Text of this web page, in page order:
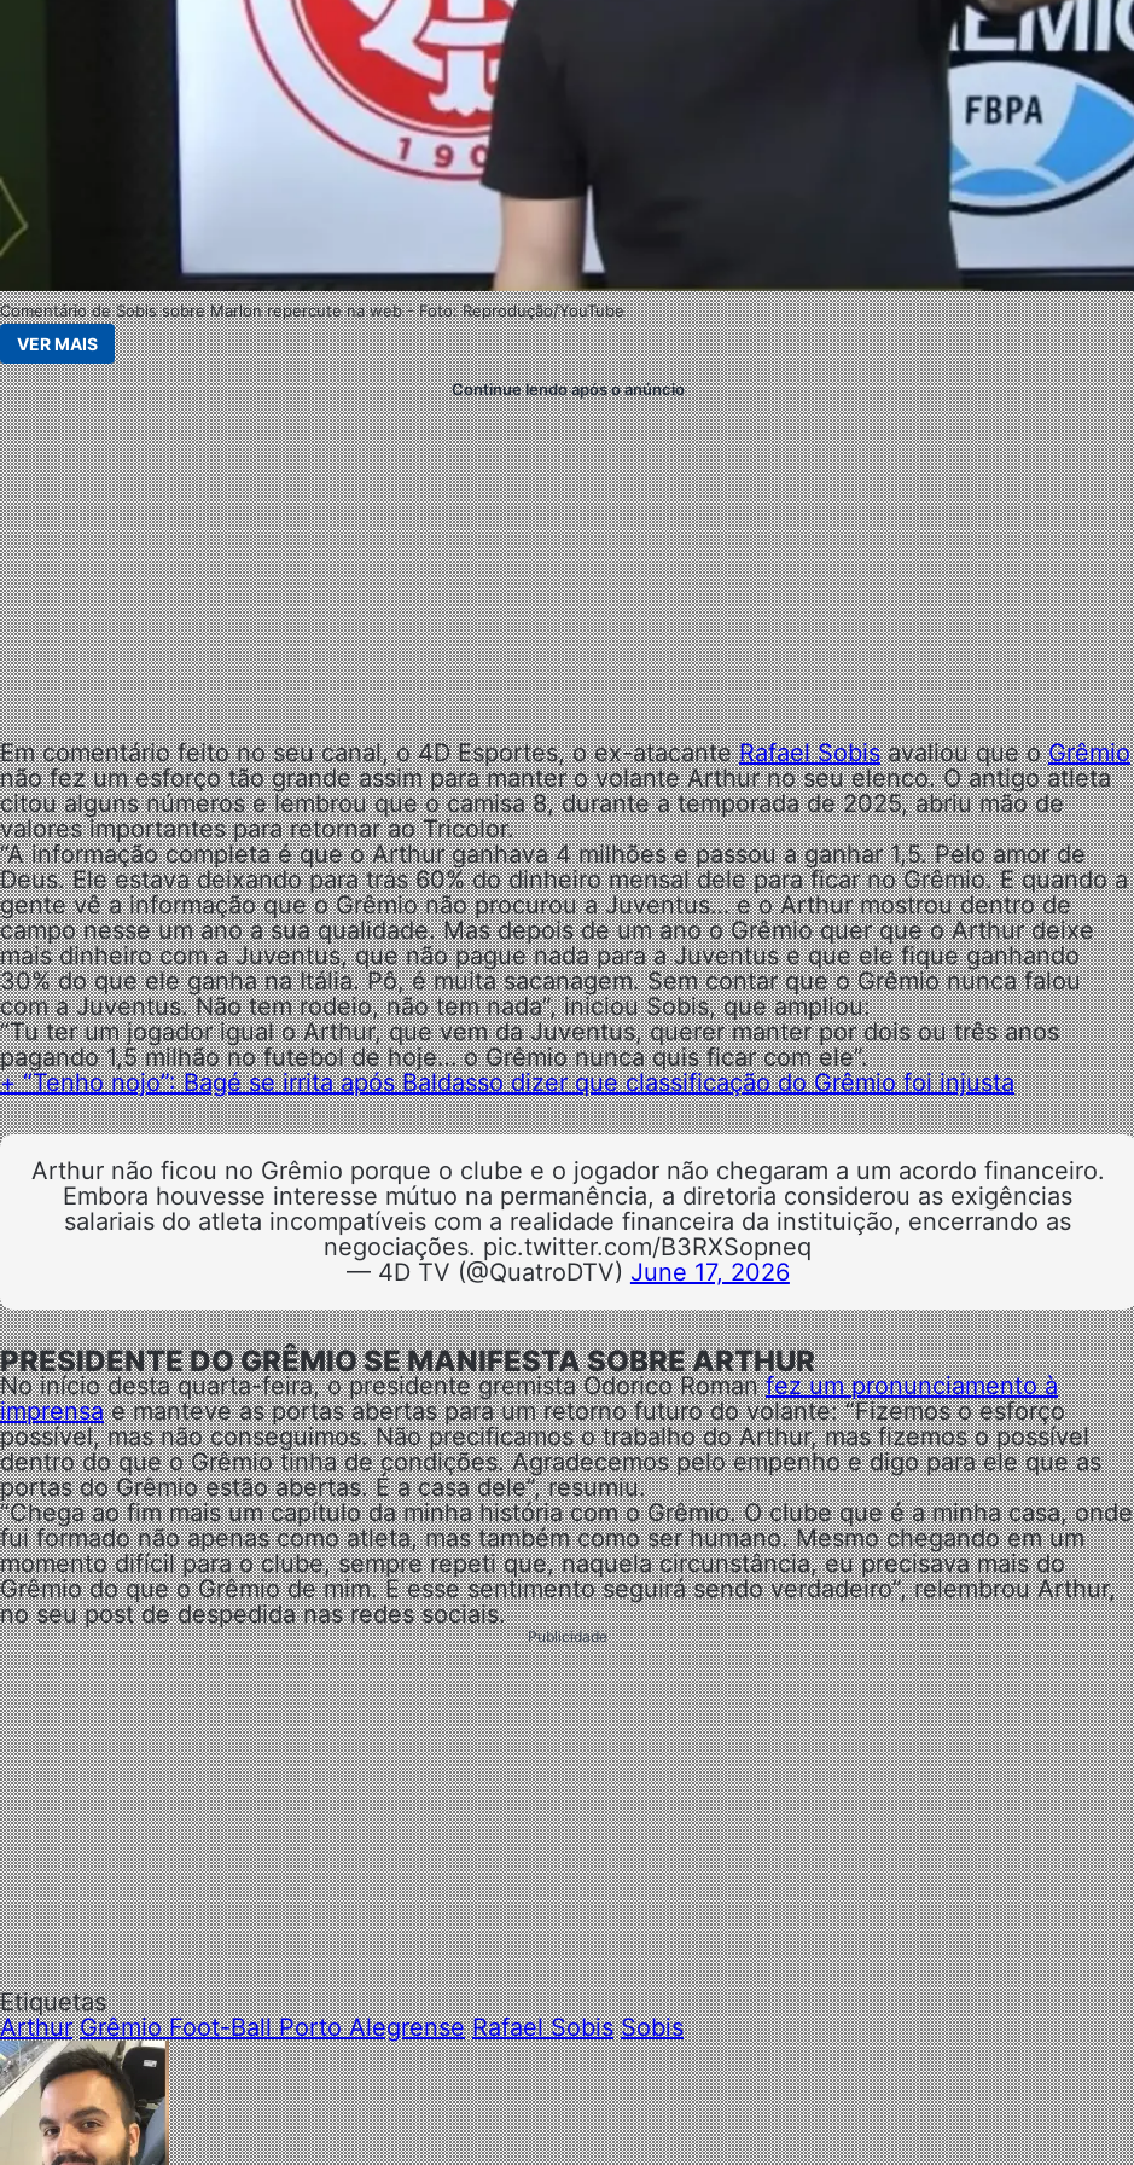
Comentário de Sobis sobre Marlon repercute na web - Foto: Reprodução/YouTube
VER MAIS
Continue lendo após o anúncio
Em comentário feito no seu canal, o 4D Esportes, o ex-atacanteRafael Sobisavaliou que oGrêmio
não fez um esforço tão grande assim para manter o volante Arthur no seu elenco. O antigo atleta
citou alguns números e lembrou que o camisa 8, durante a temporada de 2025, abriu mão de
valores importantes para retornar ao Tricolor.
“A informação completa é que o Arthur ganhava 4 milhões e passou a ganhar 1,5. Pelo amor de
Deus. Ele estava deixando para trás 60% do dinheiro mensal dele para ficar no Grêmio. E quando a
gente vê a informação que o Grêmio não procurou a Juventus… e o Arthur mostrou dentro de
campo nesse um ano a sua qualidade. Mas depois de um ano o Grêmio quer que o Arthur deixe
mais dinheiro com a Juventus, que não pague nada para a Juventus e que ele fique ganhando
30% do que ele ganha na Itália. Pô, é muita sacanagem. Sem contar que o Grêmio nunca falou
com a Juventus. Não tem rodeio, não tem nada”, iniciou Sobis, que ampliou:
“Tu ter um jogador igual o Arthur, que vem da Juventus, querer manter por dois ou três anos
pagando 1,5 milhão no futebol de hoje… o Grêmio nunca quis ficar com ele”.
+ “Tenho nojo”: Bagé se irrita após Baldasso dizer que classificação do Grêmio foi injusta
Arthur não ficou no Grêmio porque o clube e o jogador não chegaram a um acordo financeiro.
Embora houvesse interesse mútuo na permanência, a diretoria considerou as exigências
salariais do atleta incompatíveis com a realidade financeira da instituição, encerrando as
negociações. pic.twitter.com/B3RXSopneq
— 4D TV (@QuatroDTV) June 17, 2026
PRESIDENTE DO GRÊMIO SE MANIFESTA SOBRE ARTHUR
No início desta quarta-feira, o presidente gremista Odorico Romanfez um pronunciamento à
imprensae manteve as portas abertas para um retorno futuro do volante: “Fizemos o esforço
possível, mas não conseguimos. Não precificamos o trabalho do Arthur, mas fizemos o possível
dentro do que o Grêmio tinha de condições. Agradecemos pelo empenho e digo para ele que as
portas do Grêmio estão abertas. É a casa dele”, resumiu.
“Chega ao fim mais um capítulo da minha história com o Grêmio. O clube que é a minha casa, onde
fui formado não apenas como atleta, mas também como ser humano. Mesmo chegando em um
momento difícil para o clube, sempre repeti que, naquela circunstância, eu precisava mais do
Grêmio do que o Grêmio de mim. E esse sentimento seguirá sendo verdadeiro”, relembrou Arthur,
no seu post de despedida nas redes sociais.
Publicidade
Etiquetas
Arthur Grêmio Foot-Ball Porto Alegrense Rafael Sobis Sobis